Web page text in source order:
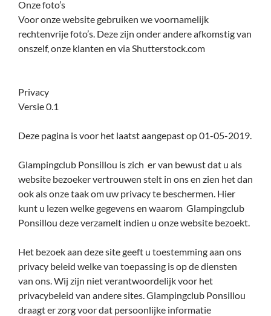
Onze foto’s
Voor onze website gebruiken we voornamelijk
rechtenvrije foto’s. Deze zijn onder andere afkomstig van
onszelf, onze klanten en via Shutterstock.com
Privacy
Versie 0.1
Deze pagina is voor het laatst aangepast op 01-05-2019.
Glampingclub Ponsillou is zich er van bewust dat u als
website bezoeker vertrouwen stelt in ons en zien het dan
ook als onze taak om uw privacy te beschermen. Hier
kunt u lezen welke gegevens en waarom Glampingclub
Ponsillou deze verzamelt indien u onze website bezoekt.
Het bezoek aan deze site geeft u toestemming aan ons
privacy beleid welke van toepassing is op de diensten
van ons. Wij zijn niet verantwoordelijk voor het
privacybeleid van andere sites. Glampingclub Ponsillou
draagt er zorg voor dat persoonlijke informatie